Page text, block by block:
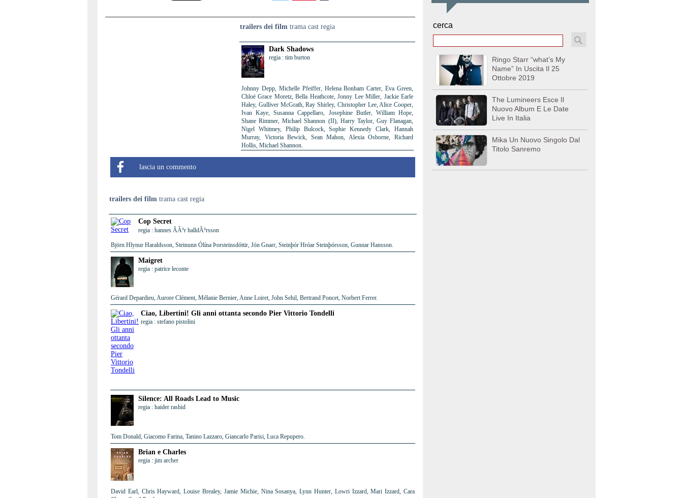
trailers dei film trama cast regia
Dark Shadows
regia : tim burton
Johnny Depp, Michelle Pfeiffer, Helena Bonham Carter, Eva Green,
Chloë Grace Moretz, Bella Heathcote, Jonny Lee Miller, Jackie Earle
Haley, Gulliver McGrath, Ray Shirley, Christopher Lee, Alice Cooper,
Ivan Kaye, Susanna Cappellaro, Josephine Butler, William Hope,
Shane Rimmer, Michael Shannon (II), Harry Taylor, Guy Flanagan,
Nigel Whitmey, Philip Bulcock, Sophie Kennedy Clark, Hannah
Murray, Victoria Bewick, Sean Mahon, Alexia Osborne, Richard
Hollis, Michael Shannon.
lascia un commento
trailers dei film trama cast regia
Cop Secret
regia : hannes ÃÃ³r halldÃ³rsson
Björn Hlynur Haraldsson, Steinunn Ólína Þorsteinsdóttir, Jón Gnarr, Steinþór Hróar Steinþórsson, Gunnar Hansson.
Maigret
regia : patrice leconte
Gérard Depardieu, Aurore Clément, Mélanie Bernier, Anne Loiret, John Sehil, Bertrand Poncet, Norbert Ferrer.
Ciao, Libertini! Gli anni ottanta secondo Pier Vittorio Tondelli
regia : stefano pistolini
Silence: All Roads Lead to Music
regia : haider rashid
Tom Donald, Giacomo Farina, Tanino Lazzaro, Giancarlo Parisi, Luca Repupero.
Brian e Charles
regia : jim archer
David Earl, Chris Hayward, Louise Brealey, Jamie Michie, Nina Sosanya, Lynn Hunter, Lowri Izzard, Mari Izzard, Cara
cerca
Ringo Starr “what’s My
Name” In Uscita Il 25
Ottobre 2019
The Lumineers Esce Il
Nuovo Album E Le Date
Live In Italia
Mika Un Nuovo Singolo Dal
Titolo Sanremo